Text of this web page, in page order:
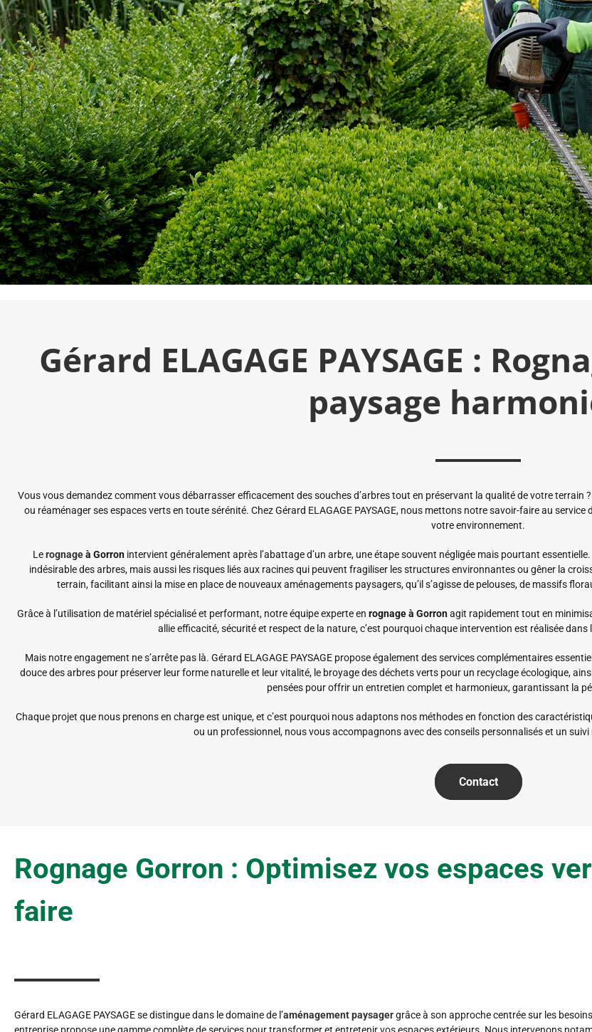
Gérard ELAGAGE PAYSAGE :
paysage
Vous vous demandez comment vous débarrasser efficacement des souches d’arbres tout en préservant la qualité de votre terrain
ou réaménager ses espaces verts en toute sérénité. Chez Gérard ELAGAGE PAYSAGE, nous mettons notre savoir-faire au
votre environnement.
Lerognageà Gorron intervient généralement après l’abattage d’un arbre, une étape souvent négligée mais pourtant
indésirable des arbres, mais aussi les risques liés aux racines qui peuvent fragiliser les structures environnantes ou gêner la
terrain, facilitant ainsi la mise en place de nouveaux aménagements paysagers, qu’il s’agisse de pelouses, de massifs
Grâce à l’utilisation de matériel spécialisé et performant, notre équipe experte en rognage à Gorronagit rapidement tout en
allie efficacité, sécurité et respect de la nature, c’est pourquoi chaque intervention est réalisée
Mais notre engagement ne s’arrête pas là. Gérard ELAGAGE PAYSAGE propose également des services complémentaires
douce des arbres pour préserver leur forme naturelle et leur vitalité, le broyage des déchets verts pour un recyclage écologique,
pensées pour offrir un entretien complet et harmonieux, garantissant la
Chaque projet que nous prenons en charge est unique, et c’est pourquoi nous adaptons nos méthodes en fonction des
ou un professionnel, nous vous accompagnons avec des conseils personnalisés et un
Contact
Rognage Gorron : Optimisez vos espaces
faire
Gérard ELAGAGE PAYSAGE se distingue dans le domaine de l’aménagement paysagergrâce à son approche centrée sur les